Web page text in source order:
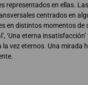
representados en ellas.
centrados en
en distintos momentos de
‘Una eterna
la vez eternos. Una mirada